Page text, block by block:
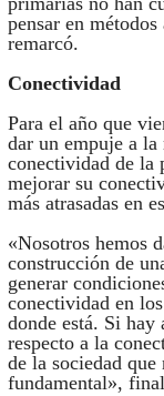
pensar en
remarcó.
Conectividad
Para el año que
dar un empuje a
conectividad de la
mejorar su
más atrasadas en
«Nosotros hemos
construcción de
generar
conectividad en
donde está. Si hay
respecto a la
de la sociedad
fundamental»,